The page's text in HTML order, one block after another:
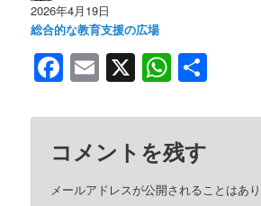
2026年4月19日
総合的な教育支援の広場
Facebook
Email
X
コメントを残す
メールアドレスが公開されることはあり